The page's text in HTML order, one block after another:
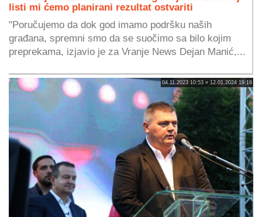
listi mi ćemo planirani rezultat ostvariti
"Poručujemo da dok god imamo podršku naših
građana, spremni smo da se suočimo sa bilo kojim
preprekama, izjavio je za Vranje News Dejan Manić,...
04.11.2023 10:53 » 12.01.2024 19:16